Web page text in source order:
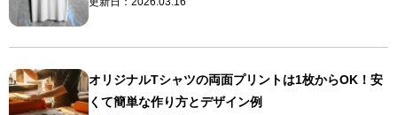
オリジナルTシャツの両面プリントは1枚からOK！安
くて簡単な作り方とデザイン例